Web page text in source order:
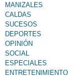
MANIZALES
CALDAS
SUCESOS
DEPORTES
OPINIÓN
SOCIAL
ESPECIALES
ENTRETENIMIENTO